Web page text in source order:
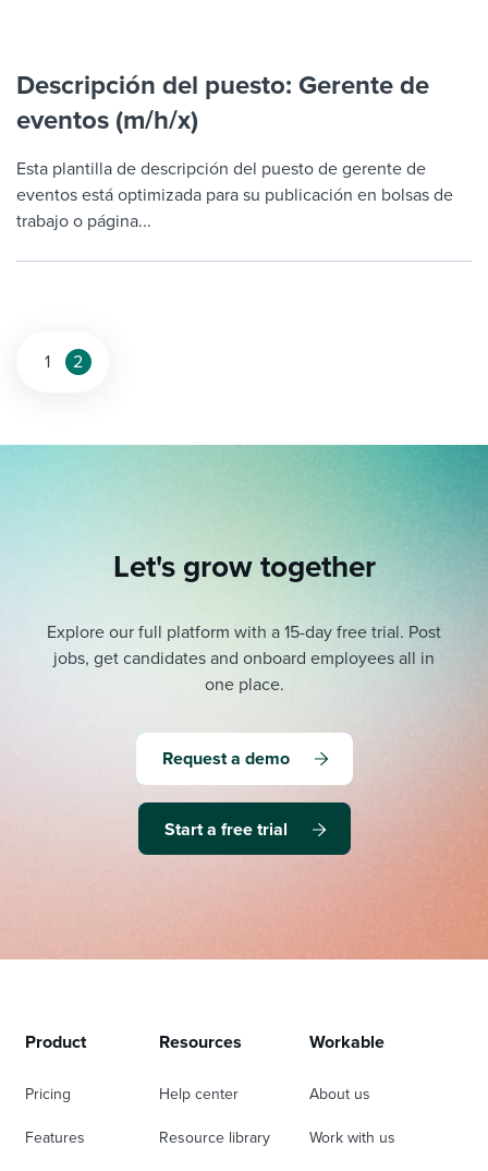
Descripción del puesto: Gerente de
eventos (m/h/x)
Esta plantilla de descripción del puesto de gerente de
eventos está optimizada para su publicación en bolsas de
trabajo o página...
Posts
1 2
Let's grow together
Explore our full platform with a 15-day free trial. Post
jobs, get candidates and onboard employees all in
one place.
Request a demo
Start a free trial
Product
Pricing
Features
Resources
Help center
Resource library
Workable
About us
Work with us